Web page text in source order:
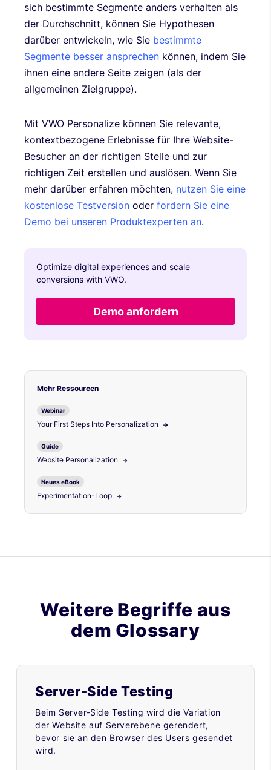
sich bestimmte Segmente anders verhalten als
der Durchschnitt, können Sie Hypothesen
darüber entwickeln, wie Sie bestimmte
Segmente besser ansprechen können, indem Sie
ihnen eine andere Seite zeigen (als der
allgemeinen Zielgruppe).
Mit VWO Personalize können Sie relevante,
kontextbezogene Erlebnisse für Ihre Website-
Besucher an der richtigen Stelle und zur
richtigen Zeit erstellen und auslösen. Wenn Sie
mehr darüber erfahren möchten, nutzen Sie eine
kostenlose Testversion oder fordern Sie eine
Demo bei unseren Produktexperten an.
Optimize digital experiences and scale
conversions with VWO.
Demo anfordern
Mehr Ressourcen
Webinar
Your First Steps Into Personalization
Guide
Website Personalization
Neues eBook
Experimentation-Loop
Weitere Begriffe aus
dem Glossary
Server-Side Testing
Beim Server-Side Testing wird die Variation
der Website auf Serverebene gerendert,
bevor sie an den Browser des Users gesendet
wird.